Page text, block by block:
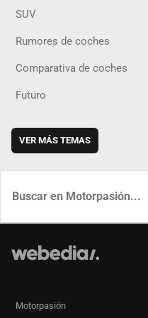
SUV
Rumores de coches
Comparativa de coches
Futuro
VER MÁS TEMAS
Motorpasión